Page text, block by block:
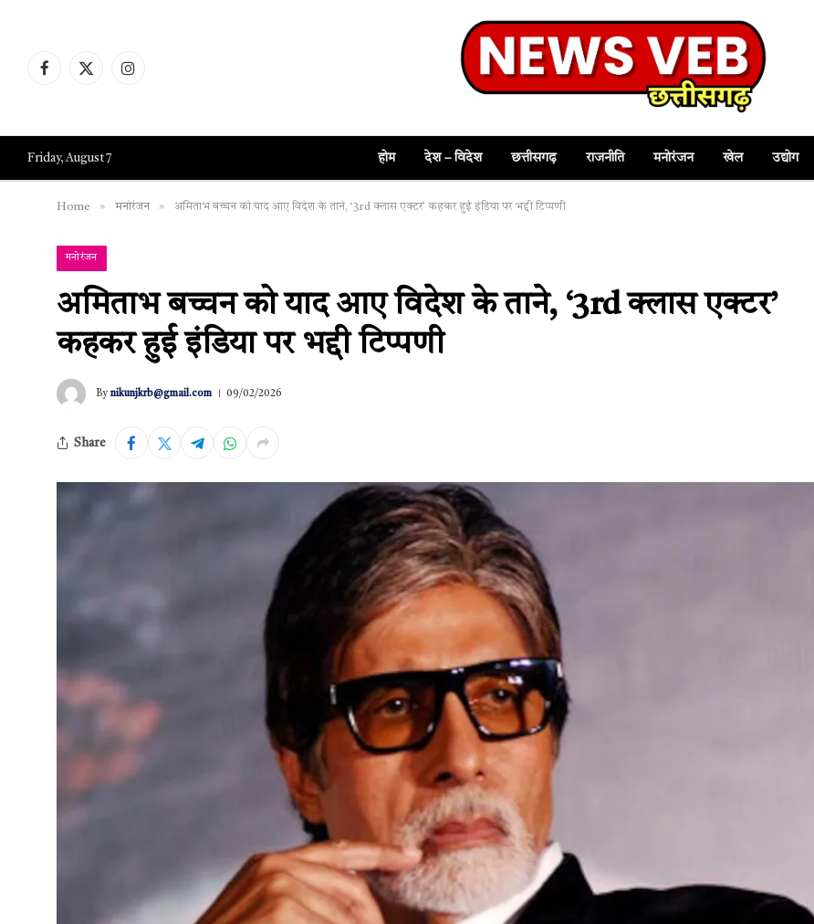
Facebook
X
Instagram
Friday, August 7 होम देश – विदेश छत्तीसगढ़ राजनीति मनोरंजन खेल उद्योग
Home » मनोरंजन » अमिताभ बच्चन को याद आए विदेश के ताने, ‘3rd क्लास एक्टर’ कहकर हुई इंडिया पर भद्दी टिप्पणी
मनोरंजन
अमिताभ बच्चन को याद आए विदेश के ताने, ‘3rd क्लास एक्टर’
कहकर हुई इंडिया पर भद्दी टिप्पणी
By nikunjkrb@gmail.com 09/02/2026
Share